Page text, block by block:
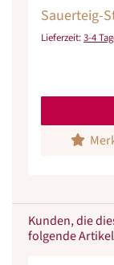
Sauerteig-
Lieferzeit:3-4
Kunden, die
folgende